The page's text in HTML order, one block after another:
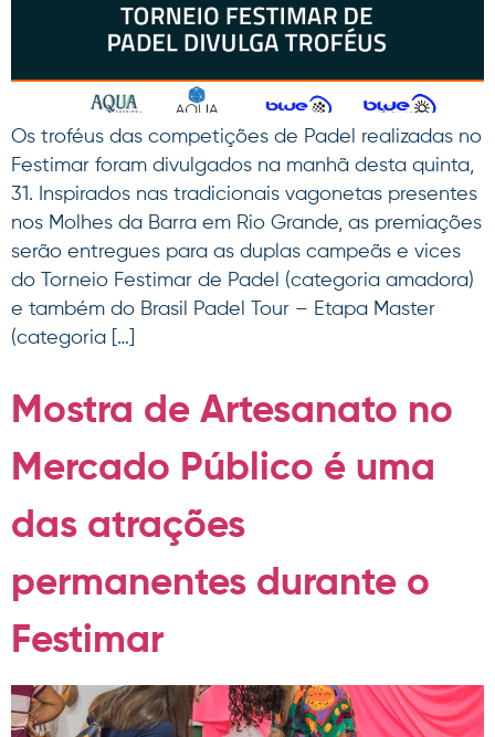
Os troféus das competições de Padel realizadas no
Festimar foram divulgados na manhã desta quinta,
31. Inspirados nas tradicionais vagonetas presentes
nos Molhes da Barra em Rio Grande, as premiações
serão entregues para as duplas campeãs e vices
do Torneio Festimar de Padel (categoria amadora)
e também do Brasil Padel Tour – Etapa Master
(categoria […]
Mostra de Artesanato no
Mercado Público é uma
das atrações
permanentes durante o
Festimar